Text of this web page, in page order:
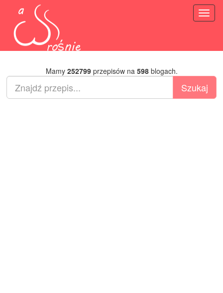
Mamy 252799przepisów na 598blogach.